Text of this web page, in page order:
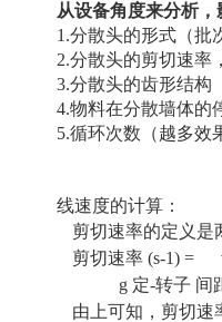
从设备角度来分析
1.分散头的形式（批
2.分散头的剪切速率
3.分散头的齿形结构
4.物料在分散墙体的
5.循环次数（越多效
线速度的计算：
剪切速率的定义是
剪切速率 (s-1) =
g 定-转子 间距
由上可知，剪切速